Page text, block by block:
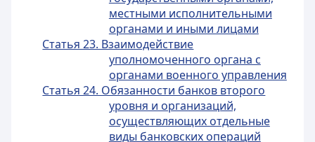
местными исполнительными
органами и иными лицами
Статья 23. Взаимодействие
уполномоченного органа с
органами военного управления
Статья 24. Обязанности банков второго
уровня и организаций,
осуществляющих отдельные
виды банковских операций